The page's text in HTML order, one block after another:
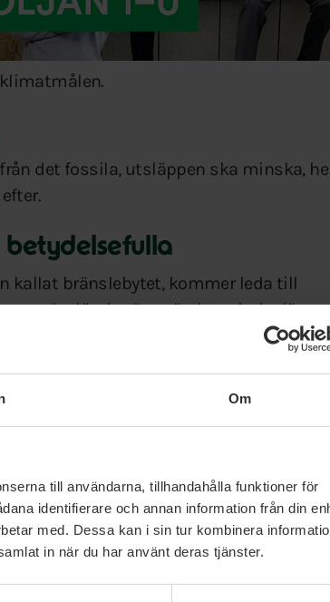
Om
till användarna, tillhandahålla funktioner för
identifierare och annan information från din
med. Dessa kan i sin tur kombinera
in när du har använt deras tjänster.
det fossila, utsläppen ska minska,
betydelsefulla
kallat bränslebytet, kommer leda till
andra länder. Det gör det mindre
roll. Sverige behöver stora
efter en finanskris drar sig många
kan fler våga investera i den gröna
att vända på alla stenar i jakten på